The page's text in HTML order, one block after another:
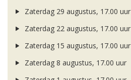
Zaterdag 29 augustus, 17.00 uur
Zaterdag 22 augustus, 17.00 uur
Zaterdag 15 augustus, 17.00 uur
Zaterdag 8 augustus, 17.00 uur